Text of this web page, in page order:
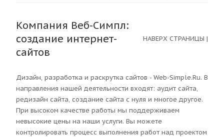
Компания Веб-Симпл:
создание интернет-
сайтов
НАВЕРХ СТРАНИЦЫ |
Дизайн, разработка и раскрутка сайтов - Web-Simple.Ru. В
направления нашей деятельности входят: аудит сайта,
редизайн сайта, создание сайта с нуля и многое другое.
При высоком качестве работы мы поддерживаем
невысокие цены на наши услуги. Вы можете
контролировать процесс выполнения работ над проектом